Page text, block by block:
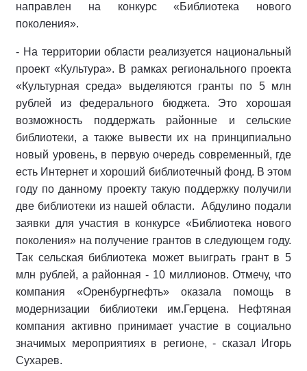
направлен на конкурс «Библиотека нового
поколения».
- На территории области реализуется национальный
проект «Культура». В рамках регионального проекта
«Культурная среда» выделяются гранты по 5 млн
рублей из федерального бюджета. Это хорошая
возможность поддержать районные и сельские
библиотеки, а также вывести их на принципиально
новый уровень, в первую очередь современный, где
есть Интернет и хороший библиотечный фонд. В этом
году по данному проекту такую поддержку получили
две библиотеки из нашей области. Абдулино подали
заявки для участия в конкурсе «Библиотека нового
поколения» на получение грантов в следующем году.
Так сельская библиотека может выиграть грант в 5
млн рублей, а районная - 10 миллионов. Отмечу, что
компания «Оренбургнефть» оказала помощь в
модернизации библиотеки им.Герцена. Нефтяная
компания активно принимает участие в социально
значимых мероприятиях в регионе, - сказал Игорь
Сухарев.